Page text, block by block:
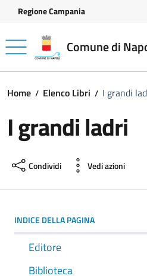
Vai ai contenuti
Vai al footer
Regione Campania
Comune di
Home Elenco Libri I grandi
I grandi ladri
Condividi Vedi azioni
INDICE DELLA PAGINA
Editore
Biblioteca